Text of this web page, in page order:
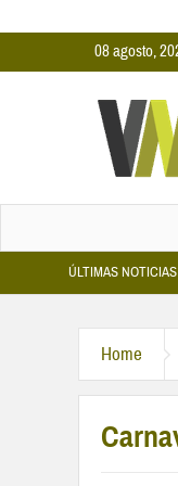
08 agosto,
ÚLTIMAS NOTICIAS
temporada 2026-
Home